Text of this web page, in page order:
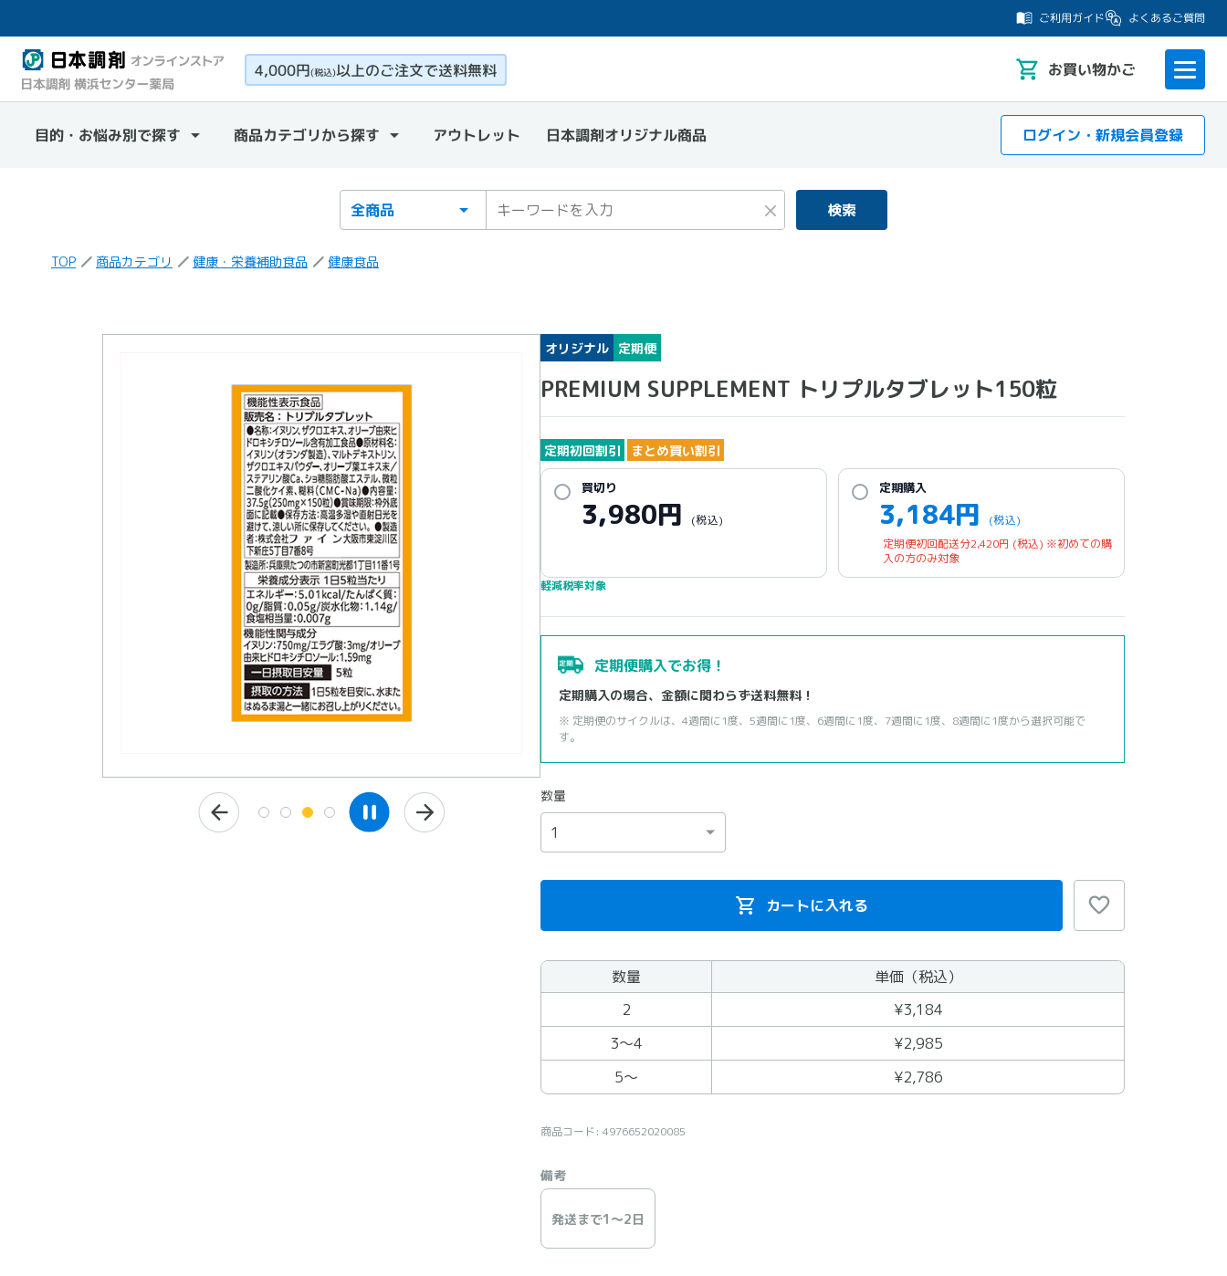
ご利用ガイド よくあるご質問
4,000円(税込)以上のご注文で送料無料 お買い物かご
目的・お悩み別で探す 商品カテゴリから探す アウトレット 日本調剤オリジナル商品 ログイン・新規会員登録
検索カテゴリ
検索キーワード × 検索
TOP 商品カテゴリ 健康・栄養補助食品 健康食品
オリジナル 定期便
PREMIUM SUPPLEMENT トリプルタブレット150粒
定期初回割引 まとめ買い割引
買切り
3,980円 (税込)
定期購入
3,184円
(税込)
定期便初回配送分2,420円 (税込) ※初めての購
入の方のみ対象
軽減税率対象
定期便購入でお得！
定期購入の場合、金額に関わらず送料無料！
※ 定期便のサイクルは、4週間に1度、5週間に1度、6週間に1度、7週間に1度、8週間に1度から選択可能で
す。
数量
カートに入れる
まとめ買いの商品
数量
単価（税込）
2
¥3,184
3〜4
¥2,985
5〜
¥2,786
商品コード: 4976652020085
備考
発送まで1〜2日